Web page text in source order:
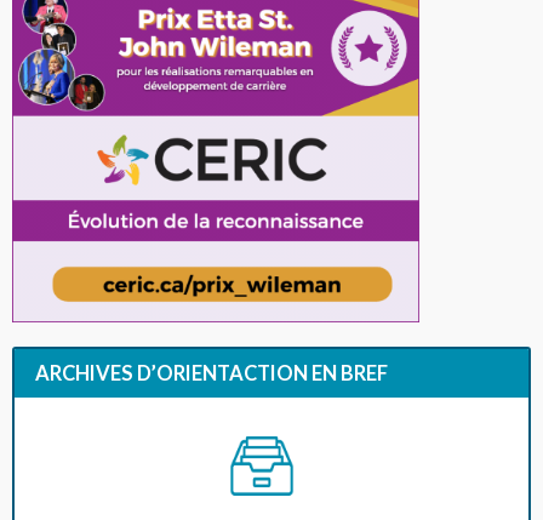
ARCHIVES D’ORIENTACTION EN BREF